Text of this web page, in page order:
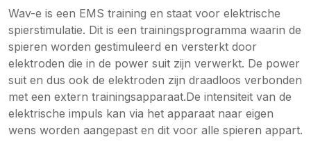
Wav-e is een EMS training en staat voor elektrische
spierstimulatie. Dit is een trainingsprogramma waarin de
spieren worden gestimuleerd en versterkt door
elektroden die in de power suit zijn verwerkt. De power
suit en dus ook de elektroden zijn draadloos verbonden
met een extern trainingsapparaat.De intensiteit van de
elektrische impuls kan via het apparaat naar eigen
wens worden aangepast en dit voor alle spieren appart.